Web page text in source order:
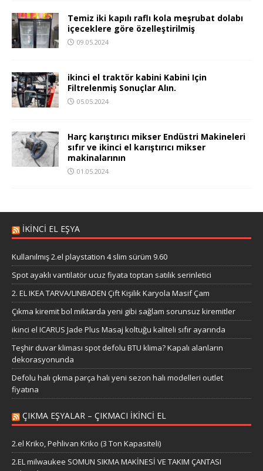
Temiz iki kapılı raflı kola meşrubat dolabı
içeceklere göre özelleştirilmiş
09.05.2024
ikinci el traktör kabini Kabini Için
Filtrelenmiş Sonuçlar Alın.
05.05.2024
Harç karıştırıcı mikser Endüstri Makineleri
sıfır ve ikinci el karıştırıcı mikser
makinalarının
01.05.2024
IKINCI EL EŞYA
Kullanılmış 2.el playstation 4 slim sürüm 9.60
Spot ayaklı vantilatör ucuz fiyata toptan satılık serinletici
2. EL IKEA TARVA/LINBADEN Çift Kişilik Karyola Masif Çam
Çıkma kiremit bol miktarda yeni gibi sağlam sorunsuz kiremitler
ikinci el ICARUS Jade Plus Masaj koltuğu kaliteli sıfır ayarında
Teşhir duvar kliması spot defolu BTU klima? Kapalı alanların
dekorasyonunda
Defolu halı çıkma parça halı yeni sezon halı modelleri outlet
fiyatına
ÇIKMA EŞYALAR – ÇIKMACI IKINCI EL
2.el Kriko, Pehlivan Kriko (3 Ton Kapasiteli)
2.EL milwaukee SOMUN SIKMA MAKİNESİ VE TAKIM ÇANTASI